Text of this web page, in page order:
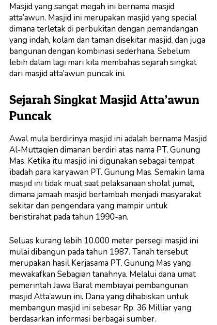
Masjid yang sangat megah ini bernama masjid
atta’awun. Masjid ini merupakan masjid yang special
dimana terletak di perbukitan dengan pemandangan
yang indah, kolam dan taman disekitar masjid, dan juga
bangunan dengan kombinasi sederhana. Sebelum
lebih dalam lagi mari kita membahas sejarah singkat
dari masjid atta’awun puncak ini.
Sejarah Singkat Masjid Atta’awun
Puncak
Awal mula berdirinya masjid ini adalah bernama Masjid
Al-Muttaqien dimanan berdiri atas nama PT. Gunung
Mas. Ketika itu masjid ini digunakan sebagai tempat
ibadah para karyawan PT. Gunung Mas. Semakin lama
masjid ini tidak muat saat pelaksanaan sholat jumat,
dimana jamaah masjid bertambah menjadi masyarakat
sekitar dan pengendara yang mampir untuk
beristirahat pada tahun 1990-an.
Seluas kurang lebih 10.000 meter persegi masjid ini
mulai dibangun pada tahun 1987. Tanah tersebut
merupakan hasil Kerjasama PT. Gunung Mas yang
mewakafkan Sebagian tanahnya. Melalui dana umat
pemerintah Jawa Barat membiayai pembangunan
masjid Atta’awun ini. Dana yang dihabiskan untuk
membangun masjid ini sebesar Rp. 36 Milliar yang
berdasarkan informasi berbagai sumber.